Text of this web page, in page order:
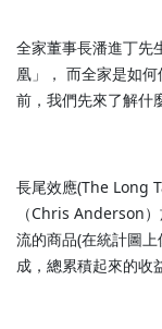
全家董事長潘進丁先
凰」， 而全家是如
前，我們先來了解什
長尾效應(The Long
（Chris Anderson
流的商品(在統計圖
成，總累積起來的收